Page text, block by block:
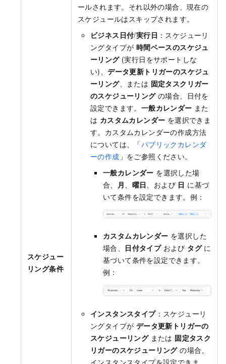
スケジュー
リング条件
ールされます。それ以外の場合、現在の
スケジュールはスキップされます。
ビジネス日付/実行日 ：スケジューリ
ングタイプが 時間ベースのスケジュ
ーリング(実行日をサポートしな
い)、データ更新トリガーのスケジュ
ーリング、または 固定タスクリガー
のスケジューリングの場合、日付を
設定できます。 一般カレンダー また
は カスタムカレンダー を選択できま
す。カスタムカレンダーの作成方法
については、「パブリックカレンダ
ーの作成 」をご参照ください。
一般カレンダー を選択した場
合、
月 曜日 、および 日 に基づ
いて条件を設定できます。例：
カスタムカレンダー を選択した
場合、 日付タイプおよび タグに
基づいて条件を設定できます。
例：
インスタンスタイプ：スケジューリ
ングタイプが データ更新トリガーの
スケジューリングまたは 固定タスク
リガーのスケジューリングの場合、